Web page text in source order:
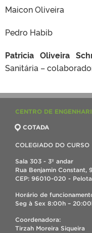
Maicon Oliveira
Pedro Habib
Patricia Oliveira
Sanitária –
CENTRO DE
COTADA
COLEGIADO DO CURSO
Sala 303 - 3º andar
Rua Benjamin Constant,
CEP: 96010-020 -
Horário de
Seg à Sex 8:00h –
Coordenadora:
Tirzah Moreira Siqueira